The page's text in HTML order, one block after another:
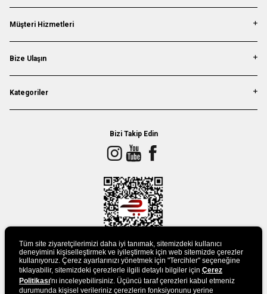
Müşteri Hizmetleri
Bize Ulaşın
Kategoriler
Bizi Takip Edin
UYGULAMAMIZI İNDİRİN
Tüm site ziyaretçilerimizi daha iyi tanımak, sitemizdeki kullanıcı
deneyimini kişiselleştirmek ve iyileştirmek için web sitemizde çerezler
kullanıyoruz. Çerez ayarlarınızı yönetmek için "Tercihler" seçeneğine
tıklayabilir, sitemizdeki çerezlerle ilgili detaylı bilgiler için Çerez
Politikası'nı inceleyebilirsiniz. Üçüncü taraf çerezleri kabul etmeniz
durumunda kişisel verileriniz çerezlerin fonksiyonunu yerine